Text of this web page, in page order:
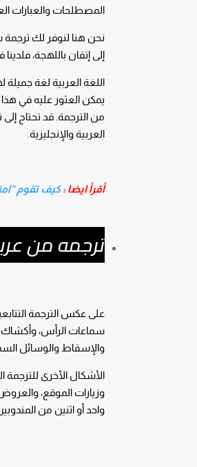
المصطلحات والعبارات
نحن هنا لنوفر لك ترجمة
إلى إتقان باللهجة،
اللغة العربية لغة جميلة
يمكن العثور عليه في
من الترجمة. قد تحتاج
العربية والإنجليزية.
أقرأ ايضا :كيف تقوم
ترجمه من
على عكس الترجمة
والإسقاط والوسائل
الأشكال الأخرى
وزيارات الموقع،
واحد أو اثنين من